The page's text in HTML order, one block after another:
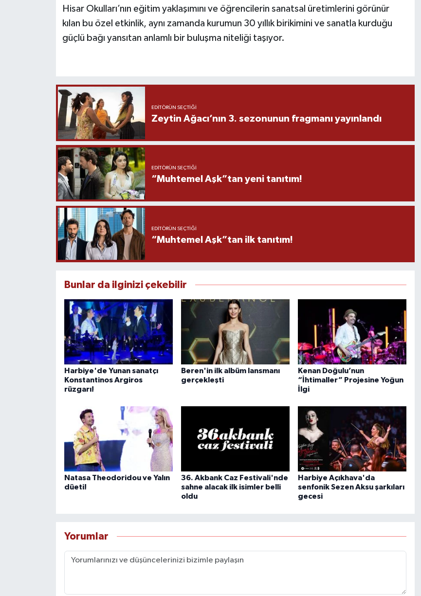
Hisar Okulları’nın eğitim yaklaşımını ve öğrencilerin sanatsal üretimlerini görünür
kılan bu özel etkinlik, aynı zamanda kurumun 30 yıllık birikimini ve sanatla kurduğu
güçlü bağı yansıtan anlamlı bir buluşma niteliği taşıyor.
EDITÖRÜN SEÇTIĞI
Zeytin Ağacı’nın 3. sezonunun fragmanı yayınlandı
EDITÖRÜN SEÇTIĞI
“Muhtemel Aşk”tan yeni tanıtım!
EDITÖRÜN SEÇTIĞI
“Muhtemel Aşk”tan ilk tanıtım!
Bunlar da ilginizi çekebilir
Harbiye'de Yunan sanatçı
Konstantinos Argiros
rüzgarı!
Beren'in ilk albüm lansmanı
gerçekleşti
Kenan Doğulu’nun
“İhtimaller” Projesine Yoğun
İlgi
Natasa Theodoridou ve Yalın
düeti!
36. Akbank Caz Festivali'nde
sahne alacak ilk isimler belli
oldu
Harbiye Açıkhava'da
senfonik Sezen Aksu şarkıları
gecesi
Yorumlar